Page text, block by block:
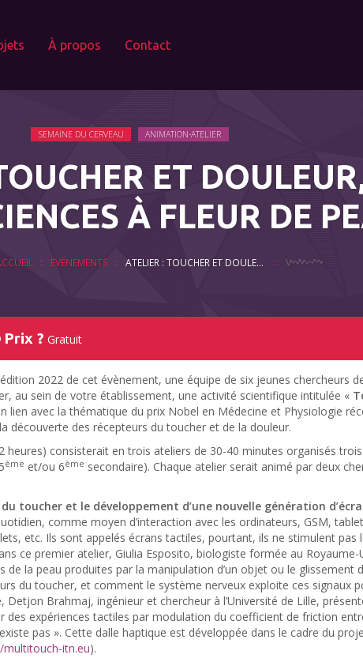
À propos Contact
SEMAINE DU CERVEAU ANIMATION-ATELIER
ET
À FLEUR DE
EVÉNEMENTS ATELIER : TOUCHER ET DOULEUR, LES NEUROSCIENCES À FLEUR DE PEAU.
Prix ? Gratuit
2022 de cet évènement, une équipe de six jeunes chercheurs
au sein de votre établissement, une activité scientifique intitulée «
lien avec la thématique du prix Nobel en Médecine et Physiologie
découverte des récepteurs du toucher et de la douleur.
heures) consisterait en trois ateliers de 30-40 minutes organisés
ème et/ou 6ème secondaire). Chaque atelier serait animé par deux
du toucher et le développement d’une nouvelle génération
comme moyen d’interaction avec les ordinateurs, GSM,
etc. Ils sont appelés écrans tactiles, pourtant, ils ne stimulent
ce premier atelier, Giulia Esposito, biologiste formée au
la peau produites par la manipulation d’un objet ou le glissement
du toucher, et comment le système nerveux exploite ces signaux
Detjon Brahmaj, ingénieur et chercheur à l’Université de Lille,
des expériences tactiles par modulation du coefficient de friction
pas ». Cette dalle haptique est développée dans le cadre du
itn.eu).